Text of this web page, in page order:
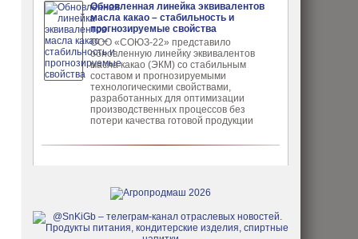
Обновленная линейка эквивалентов
масла какао – стабильность и
прогнозируемые свойства
ООО «СОЮЗ-22» представило
обновлен­ную линейку эквивалентов
масла ка­као (ЭКМ) со стабильным
составом и прогнозируемыми
технологическими свойствами,
разработанных для опти­мизации
производственных процес­сов без
потери качества готовой про­дукции